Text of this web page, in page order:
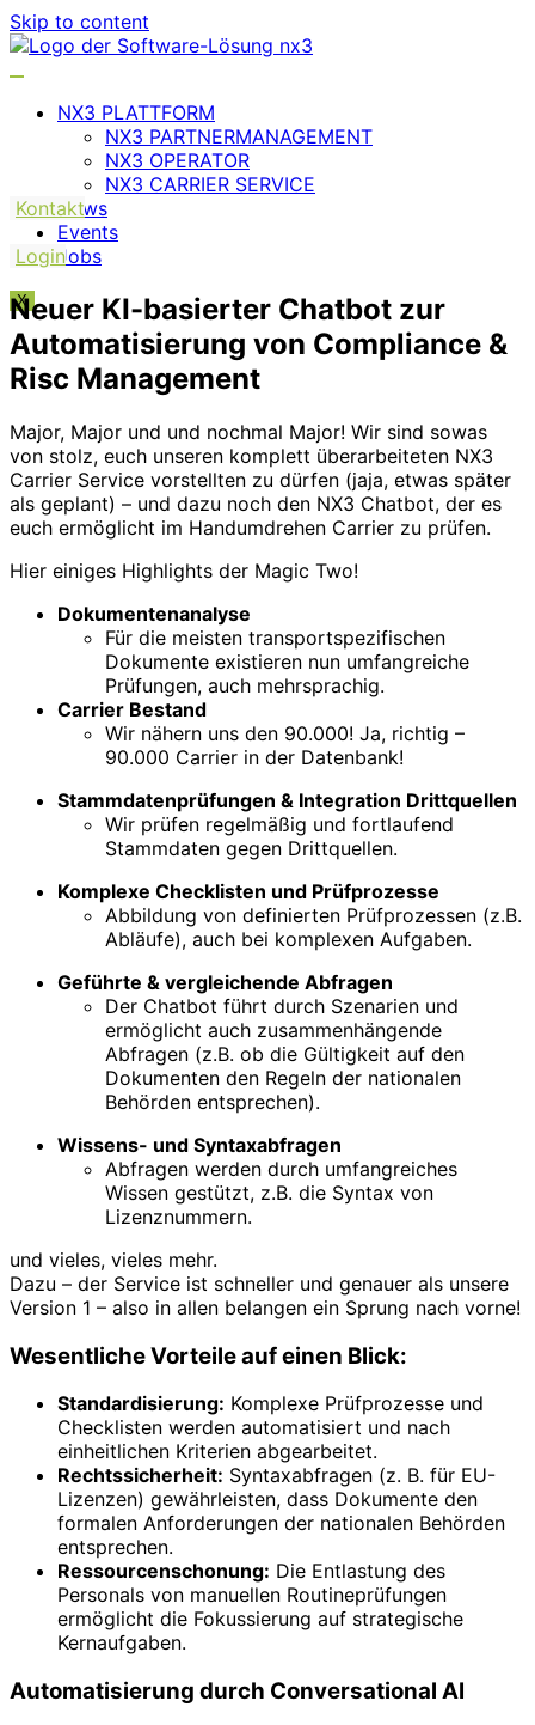
Skip to content
NX3 PLATTFORM
NX3 PARTNERMANAGEMENT
NX3 OPERATOR
NX3 CARRIER SERVICE
News
Events
Jobs
X
Kontakt
Login
Neuer KI-basierter Chatbot zur
Automatisierung von Compliance &
Risc Management
Major, Major und und nochmal Major! Wir sind sowas
von stolz, euch unseren komplett überarbeiteten NX3
Carrier Service vorstellten zu dürfen (jaja, etwas später
als geplant) – und dazu noch den NX3 Chatbot, der es
euch ermöglicht im Handumdrehen Carrier zu prüfen.
Hier einiges Highlights der Magic Two!
Dokumentenanalyse
Für die meisten transportspezifischen
Dokumente existieren nun umfangreiche
Prüfungen, auch mehrsprachig.
Carrier Bestand
Wir nähern uns den 90.000! Ja, richtig –
90.000 Carrier in der Datenbank!
Stammdatenprüfungen & Integration Drittquellen
Wir prüfen regelmäßig und fortlaufend
Stammdaten gegen Drittquellen.
Komplexe Checklisten und Prüfprozesse
Abbildung von definierten Prüfprozessen (z.B.
Abläufe), auch bei komplexen Aufgaben.
Geführte & vergleichende Abfragen
Der Chatbot führt durch Szenarien und
ermöglicht auch zusammenhängende
Abfragen (z.B. ob die Gültigkeit auf den
Dokumenten den Regeln der nationalen
Behörden entsprechen).
Wissens- und Syntaxabfragen
Abfragen werden durch umfangreiches
Wissen gestützt, z.B. die Syntax von
Lizenznummern.
und vieles, vieles mehr.
Dazu – der Service ist schneller und genauer als unsere
Version 1 – also in allen belangen ein Sprung nach vorne!
Wesentliche Vorteile auf einen Blick:
Standardisierung: Komplexe Prüfprozesse und
Checklisten werden automatisiert und nach
einheitlichen Kriterien abgearbeitet.
Rechtssicherheit: Syntaxabfragen (z. B. für EU-
Lizenzen) gewährleisten, dass Dokumente den
formalen Anforderungen der nationalen Behörden
entsprechen.
Ressourcenschonung: Die Entlastung des
Personals von manuellen Routineprüfungen
ermöglicht die Fokussierung auf strategische
Kernaufgaben.
Automatisierung durch Conversational AI